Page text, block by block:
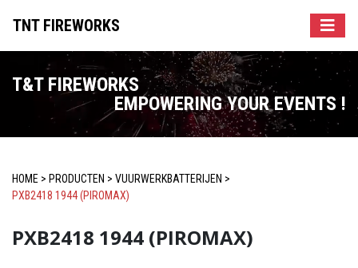
TNT FIREWORKS
T&T FIREWORKS
EMPOWERING YOUR EVENTS !
HOME > PRODUCTEN > VUURWERKBATTERIJEN >
PXB2418 1944 (PIROMAX)
PXB2418 1944 (PIROMAX)